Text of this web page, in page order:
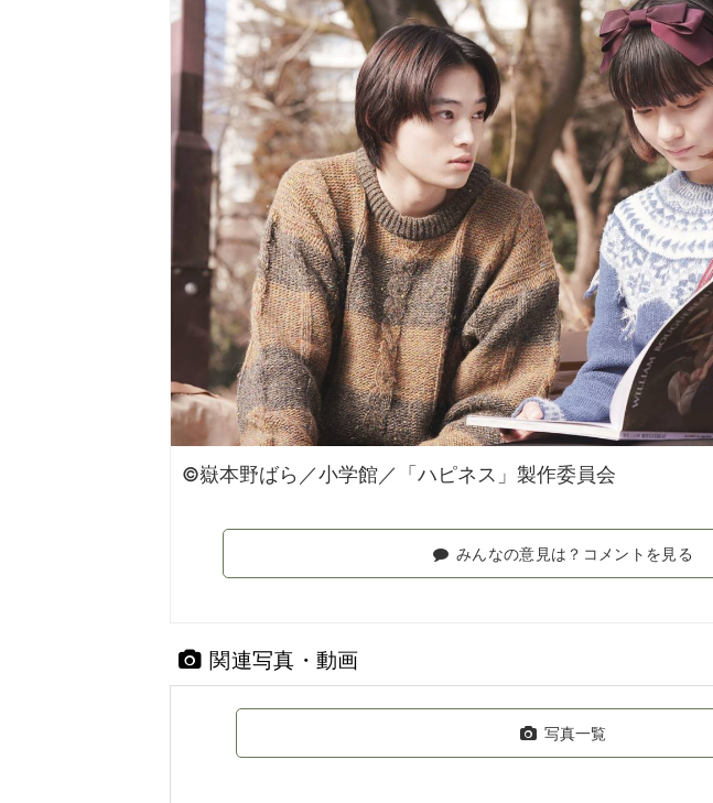
©嶽本野ばら／小学館／「ハピネス」製作委員会
みんなの意見は？コメントを見る
関連写真・動画
写真一覧